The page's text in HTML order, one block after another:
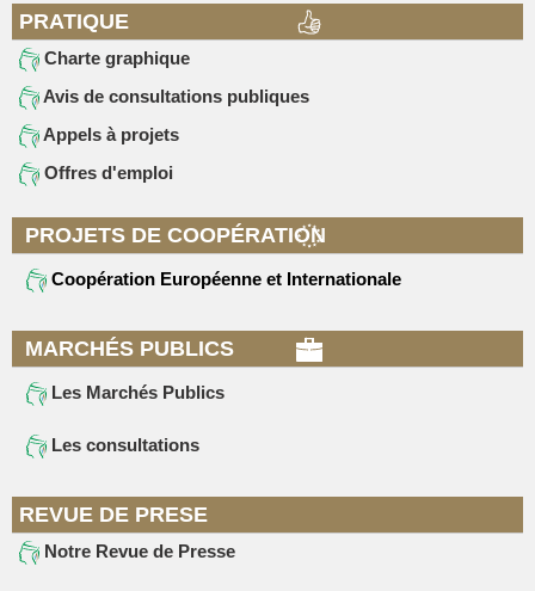
PRATIQUE
Charte graphique
Avis de consultations publiques
Appels à projets
Offres d'emploi
PROJETS DE COOPÉRATION
Coopération Européenne et Internationale
MARCHÉS PUBLICS
Les Marchés Publics
Les consultations
REVUE DE PRESE
Notre Revue de Presse